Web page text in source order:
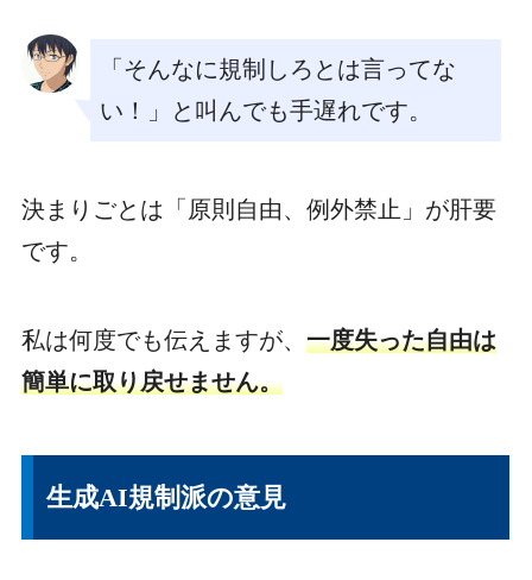
「そんなに規制しろとは言ってな
い！」と叫んでも手遅れです。
決まりごとは「原則自由、例外禁止」が肝要
です。
私は何度でも伝えますが、 一度失った自由は
簡単に取り戻せません。
生成AI規制派の意見